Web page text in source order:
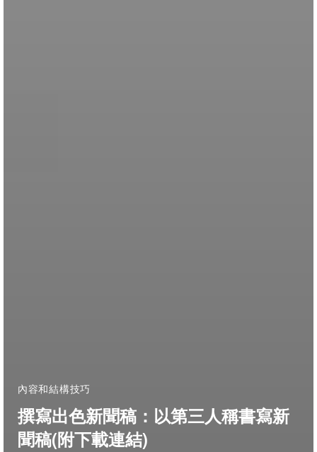
內容和結構技巧
撰寫出色新聞稿：以第三人稱書寫新
聞稿(附下載連結)